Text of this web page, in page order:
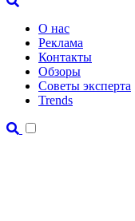
О нас
Реклама
Контакты
Обзоры
Советы эксперта
Trends